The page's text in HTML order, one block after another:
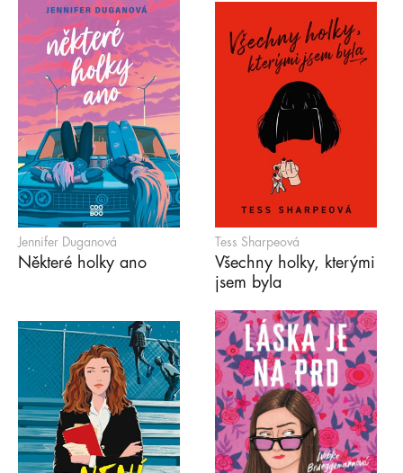
Jennifer Duganová
Některé holky ano
Tess Sharpeová
Všechny holky, kterými
jsem byla